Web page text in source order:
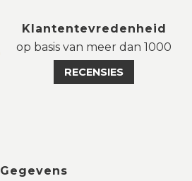
Klantentevredenheid
op basis van meer dan 1000
RECENSIES
Gegevens